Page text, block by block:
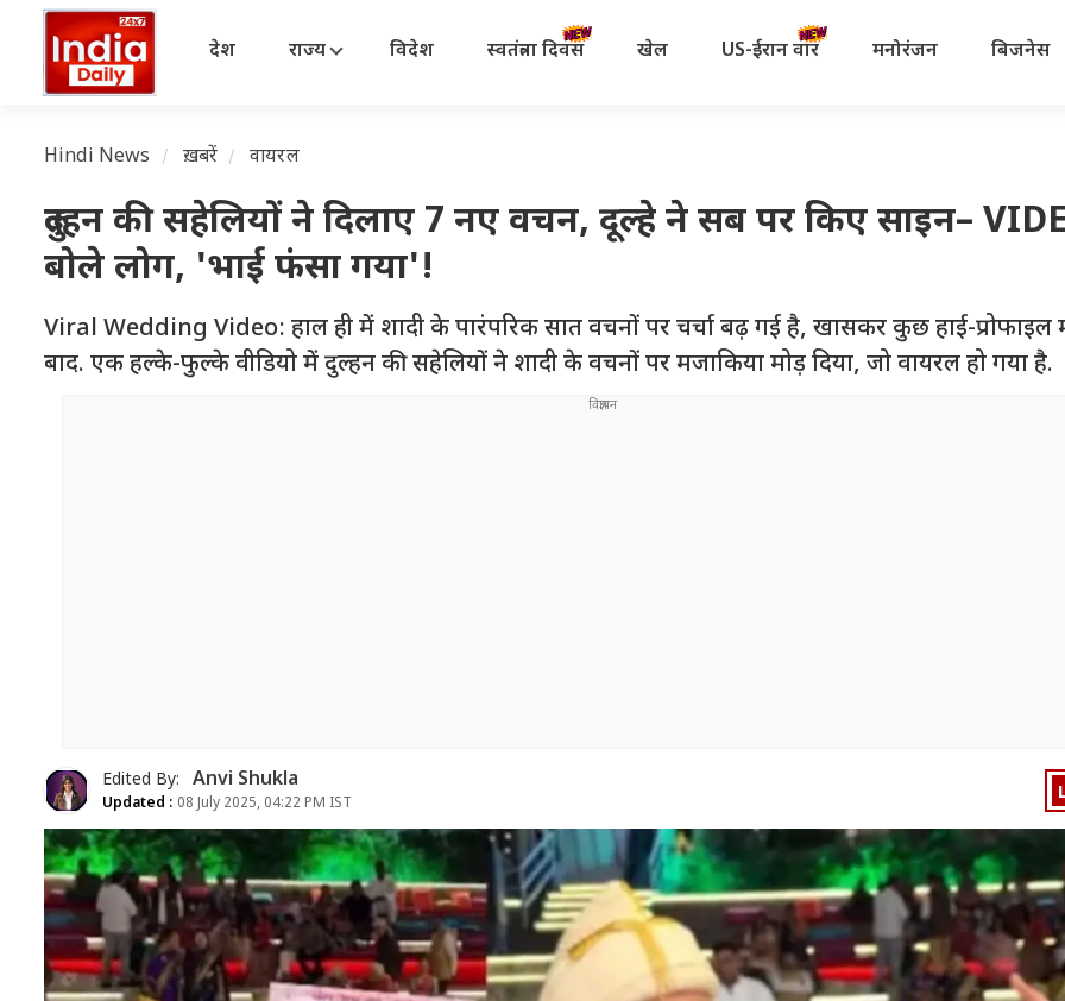
देश राज्य विदेश स्वतंत्रता दिवस खेल US-ईरान वॉर मनोरंजन बिजनेस
Hindi News ख़बरें वायरल
दुल्हन की सहेलियों ने दिलाए 7 नए वचन, दूल्हे ने सब पर किए साइन–
बोले लोग, 'भाई फंसा गया'!
Viral Wedding Video: हाल ही में शादी के पारंपरिक सात वचनों पर चर्चा बढ़ गई है, खासकर कुछ हाई-प्रोफाइल
बाद. एक हल्के-फुल्के वीडियो में दुल्हन की सहेलियों ने शादी के वचनों पर मजाकिया मोड़ दिया, जो वायरल हो गया है.
Edited By: Anvi Shukla
Updated : 08 July 2025, 04:22 PM IST